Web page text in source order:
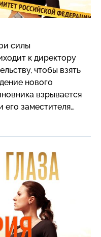
силы
к директору
чтобы взять
нового
взрывается
его заместителя…